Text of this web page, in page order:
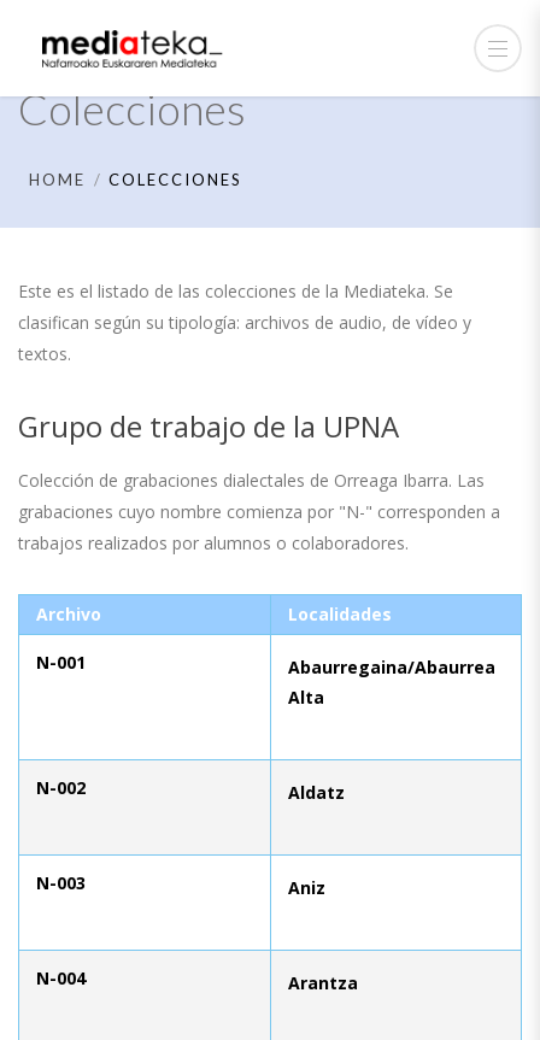
Colecciones
HOME COLECCIONES
Este es el listado de las colecciones de la Mediateka. Se
clasifican según su tipología: archivos de audio, de vídeo y
textos.
Grupo de trabajo de la UPNA
Colección de grabaciones dialectales de Orreaga Ibarra. Las
grabaciones cuyo nombre comienza por "N-" corresponden a
trabajos realizados por alumnos o colaboradores.
Archivo Localidades
N-001
Abaurregaina/Abaurrea
Alta
N-002 Aldatz
N-003 Aniz
N-004 Arantza